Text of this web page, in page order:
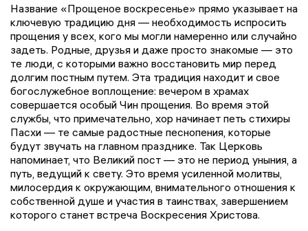
Название «Прощеное воскресенье» прямо указывает на
ключевую традицию дня — необходимость испросить
прощения у всех, кого мы могли намеренно или случайно
задеть. Родные, друзья и даже просто знакомые — это
те люди, с которыми важно восстановить мир перед
долгим постным путем. Эта традиция находит и свое
богослужебное воплощение: вечером в храмах
совершается особый Чин прощения. Во время этой
службы, что примечательно, хор начинает петь стихиры
Пасхи — те самые радостные песнопения, которые
будут звучать на главном празднике. Так Церковь
напоминает, что Великий пост — это не период уныния, а
путь, ведущий к свету. Это время усиленной молитвы,
милосердия к окружающим, внимательного отношения к
собственной душе и участия в таинствах, завершением
которого станет встреча Воскресения Христова.